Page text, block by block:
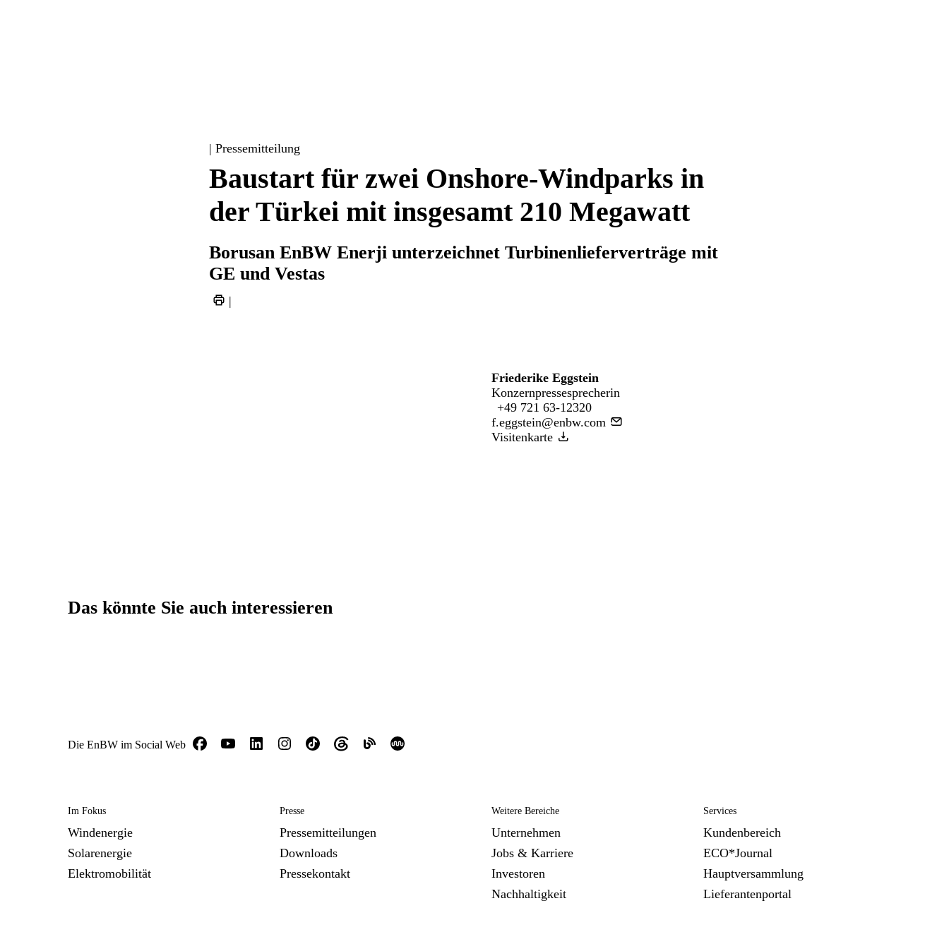
| Pressemitteilung
Baustart für zwei Onshore-Windparks in
der Türkei mit insgesamt 210 Megawatt
Borusan EnBW Enerji unterzeichnet Turbinenlieferverträge mit
GE und Vestas
|
Friederike Eggstein
Konzernpressesprecherin
+49 721 63-12320
f.eggstein@enbw.com
Visitenkarte
Das könnte Sie auch interessieren
Die EnBW im Social Web
Im Fokus
Windenergie
Solarenergie
Elektromobilität
Presse
Pressemitteilungen
Downloads
Pressekontakt
Weitere Bereiche
Unternehmen
Jobs & Karriere
Investoren
Nachhaltigkeit
Services
Kundenbereich
ECO*Journal
Hauptversammlung
Lieferantenportal